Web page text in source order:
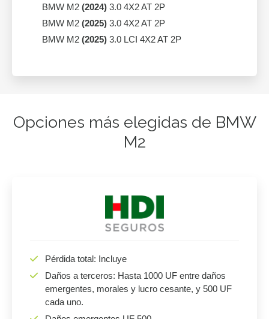
BMW M2 (2024) 3.0 4X2 AT 2P
BMW M2 (2025) 3.0 4X2 AT 2P
BMW M2 (2025) 3.0 LCI 4X2 AT 2P
Opciones más elegidas de BMW
M2
Pérdida total: Incluye
Daños a terceros: Hasta 1000 UF entre daños
emergentes, morales y lucro cesante, y 500 UF
cada uno.